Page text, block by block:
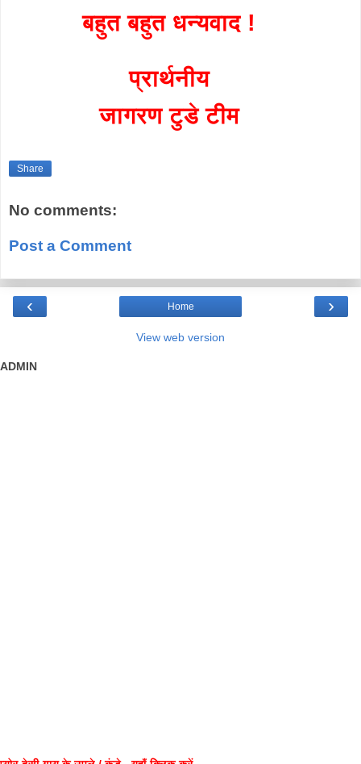
बहुत बहुत धन्यवाद !
प्रार्थनीय
जागरण टुडे टीम
Share
No comments:
Post a Comment
‹ ›
Home
View web version
ADMIN